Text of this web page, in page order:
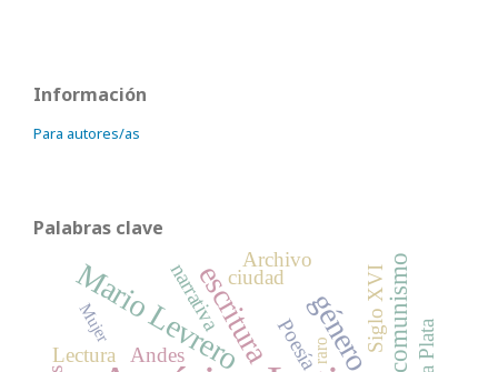
Información
Para autores/as
Palabras clave
género
Mario Levrero
escritura comunismo
Andes
Siglo XVI
Poesía
Lectura
narrativa Archivo
ciudad
Mujer
raro